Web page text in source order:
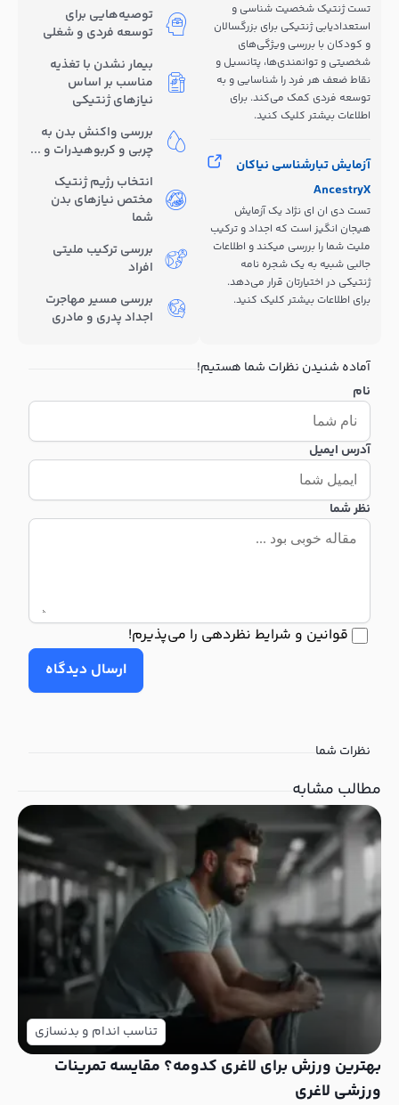
توصیه‌هایی برای
توسعه فردی و شغلی
بیمار نشدن با تغذیه
مناسب بر اساس
نیازهای ژنتیکی
بررسی واکنش بدن به
چربی و کربوهیدرات و ...
انتخاب رژیم ژنتیک
مختص نیازهای بدن
شما
بررسی ترکیب ملیتی
افراد
بررسی مسیر مهاجرت
اجداد پدری و مادری
تست ژنتیک شخصیت شناسی و
استعدادیابی ژنتیکی برای بزرگسالان
و کودکان با بررسی ویژگی‌های
شخصیتی و توانمندی‌ها، پتانسیل و
نقاط ضعف هر فرد را شناسایی و به
توسعه فردی کمک می‌کند. برای
اطلاعات بیشتر کلیک کنید.
آزمایش تبارشناسی نیاکان
AncestryX
تست دی ان ای نژاد یک آزمایش
هیجان انگیز است که اجداد و ترکیب
ملیت شما را بررسی میکند و اطلاعات
جالبی شبیه به یک شجره نامه
ژنتیکی در اختیارتان قرار می‌دهد.
برای اطلاعات بیشتر کلیک کنید.
آماده شنیدن نظرات شما هستیم!
نام
آدرس ایمیل
نظر شما
قوانین و شرایط نظردهی را می‌پذیرم!
ارسال دیدگاه
نظرات شما
مطالب مشابه
تناسب اندام و بدنسازی
بهترین ورزش برای لاغری کدومه؟ مقایسه تمرینات
ورزشی لاغری